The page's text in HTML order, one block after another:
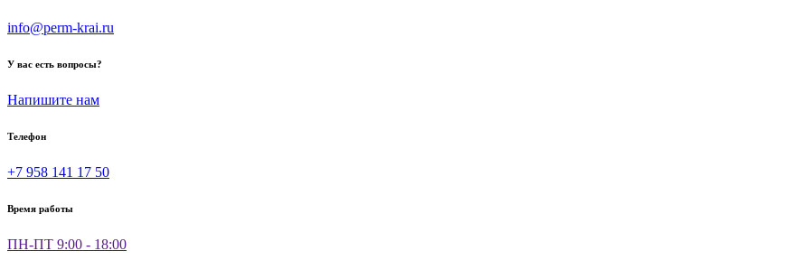
info@perm-krai.ru
У вас есть вопросы?
Напишите нам
Телефон
+7 958 141 17 50
Время работы
ПН-ПТ 9:00 - 18:00